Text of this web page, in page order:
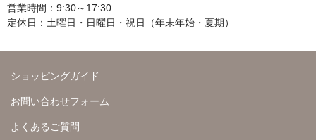
営業時間：9:30～17:30
定休日：土曜日・日曜日・祝日（年末年始・夏期）
ショッピングガイド
お問い合わせフォーム
よくあるご質問